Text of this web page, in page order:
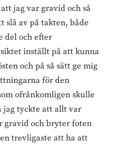
jag var gravid och så
slå av på takten, både
del och efter
inställt på att kunna
och på så sätt ge mig
för den
ofrånkomligen skulle
jag tyckte att allt var
och bryter foten
trevligaste att ha att